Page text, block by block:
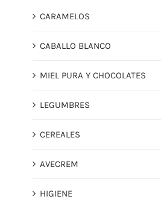
CARAMELOS
CABALLO BLANCO
MIEL PURA Y CHOCOLATES
LEGUMBRES
CEREALES
AVECREM
HIGIENE